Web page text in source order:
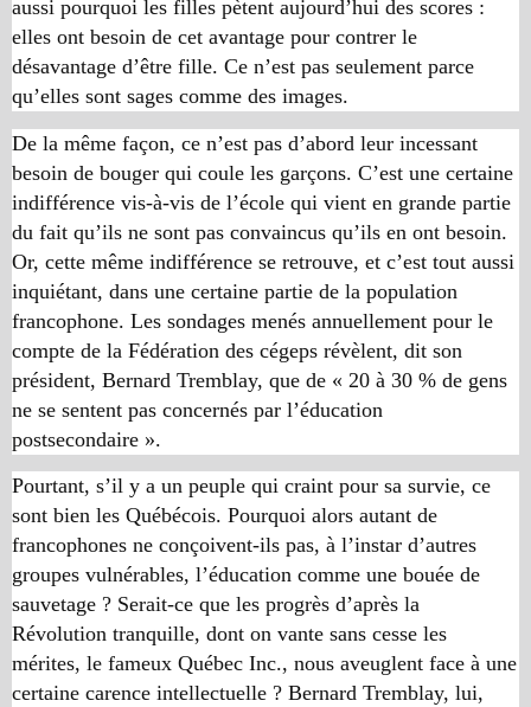
aussi pourquoi les filles pètent aujourd’hui des scores :
elles ont besoin de cet avantage pour contrer le
désavantage d’être fille. Ce n’est pas seulement parce
qu’elles sont sages comme des images.
De la même façon, ce n’est pas d’abord leur incessant
besoin de bouger qui coule les garçons. C’est une certaine
indifférence vis-à-vis de l’école qui vient en grande partie
du fait qu’ils ne sont pas convaincus qu’ils en ont besoin.
Or, cette même indifférence se retrouve, et c’est tout aussi
inquiétant, dans une certaine partie de la population
francophone. Les sondages menés annuellement pour le
compte de la Fédération des cégeps révèlent, dit son
président, Bernard Tremblay, que de « 20 à 30 % de gens
ne se sentent pas concernés par l’éducation
postsecondaire ».
Pourtant, s’il y a un peuple qui craint pour sa survie, ce
sont bien les Québécois. Pourquoi alors autant de
francophones ne conçoivent-ils pas, à l’instar d’autres
groupes vulnérables, l’éducation comme une bouée de
sauvetage ? Serait-ce que les progrès d’après la
Révolution tranquille, dont on vante sans cesse les
mérites, le fameux Québec Inc., nous aveuglent face à une
certaine carence intellectuelle ? Bernard Tremblay, lui,